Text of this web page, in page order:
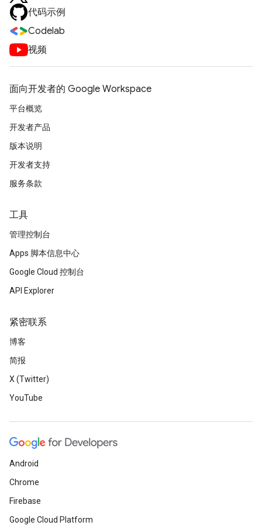
代码示例
Codelab
视频
面向开发者的 Google Workspace
平台概览
开发者产品
版本说明
开发者支持
服务条款
工具
管理控制台
Apps 脚本信息中心
Google Cloud 控制台
API Explorer
紧密联系
博客
简报
X (Twitter)
YouTube
Android
Chrome
Firebase
Google Cloud Platform